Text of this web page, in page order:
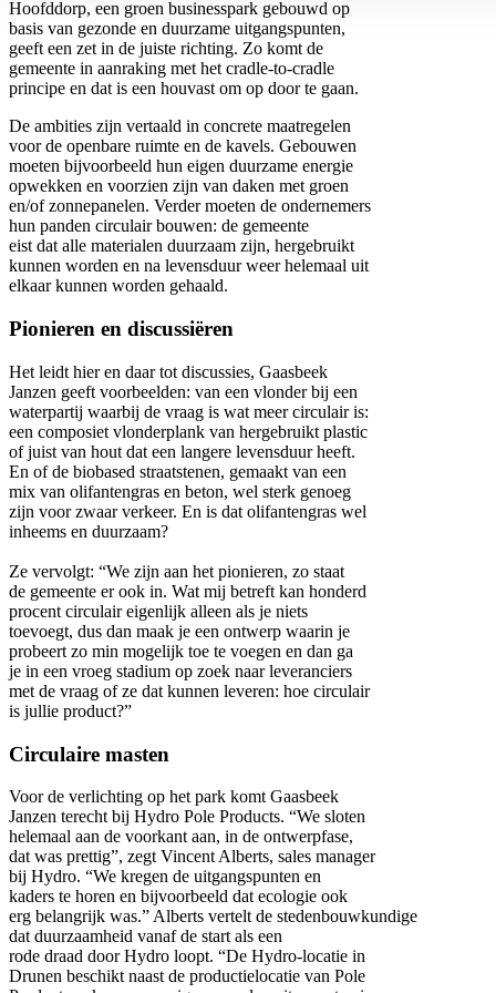
Hoofddorp, een groen businesspark gebouwd op
basis van gezonde en duurzame uitgangspunten,
geeft een zet in de juiste richting. Zo komt de
gemeente in aanraking met het cradle-to-cradle
principe en dat is een houvast om op door te gaan.
De ambities zijn vertaald in concrete maatregelen
voor de openbare ruimte en de kavels. Gebouwen
moeten bijvoorbeeld hun eigen duurzame energie
opwekken en voorzien zijn van daken met groen
en/of zonnepanelen. Verder moeten de ondernemers
hun panden circulair bouwen: de gemeente
eist dat alle materialen duurzaam zijn, hergebruikt
kunnen worden en na levensduur weer helemaal uit
elkaar kunnen worden gehaald.
Pionieren en discussiëren
Het leidt hier en daar tot discussies, Gaasbeek
Janzen geeft voorbeelden: van een vlonder bij een
waterpartij waarbij de vraag is wat meer circulair is:
een composiet vlonderplank van hergebruikt plastic
of juist van hout dat een langere levensduur heeft.
En of de biobased straatstenen, gemaakt van een
mix van olifantengras en beton, wel sterk genoeg
zijn voor zwaar verkeer. En is dat olifantengras wel
inheems en duurzaam?
Ze vervolgt: “We zijn aan het pionieren, zo staat
de gemeente er ook in. Wat mij betreft kan honderd
procent circulair eigenlijk alleen als je niets
toevoegt, dus dan maak je een ontwerp waarin je
probeert zo min mogelijk toe te voegen en dan ga
je in een vroeg stadium op zoek naar leveranciers
met de vraag of ze dat kunnen leveren: hoe circulair
is jullie product?”
Circulaire masten
Voor de verlichting op het park komt Gaasbeek
Janzen terecht bij Hydro Pole Products. “We sloten
helemaal aan de voorkant aan, in de ontwerpfase,
dat was prettig”, zegt Vincent Alberts, sales manager
bij Hydro. “We kregen de uitgangspunten en
kaders te horen en bijvoorbeeld dat ecologie ook
erg belangrijk was.” Alberts vertelt de stedenbouwkundige
dat duurzaamheid vanaf de start als een
rode draad door Hydro loopt. “De Hydro-locatie in
Drunen beschikt naast de productielocatie van Pole